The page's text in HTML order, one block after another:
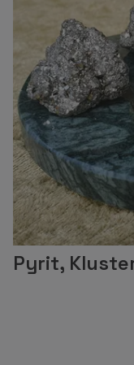
Pyrit,